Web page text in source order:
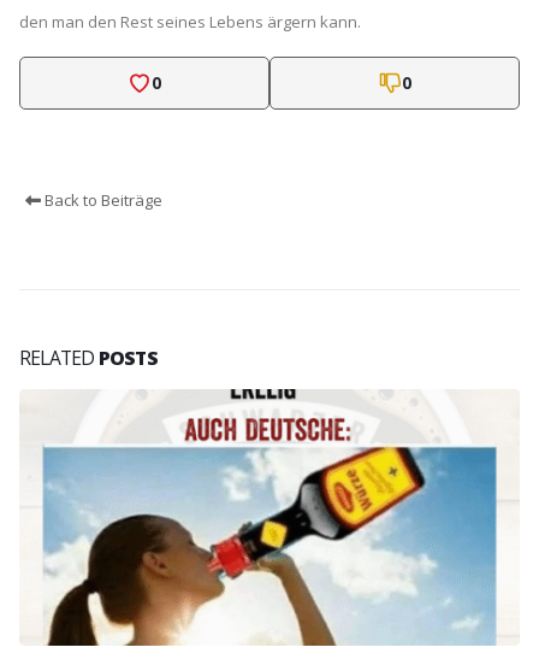
den man den Rest seines Lebens ärgern kann.
0 0
Back to Beiträge
RELATED POSTS